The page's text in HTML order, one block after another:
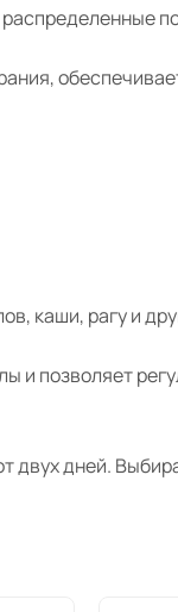
каши, рагу и
и позволяет
двух дней.